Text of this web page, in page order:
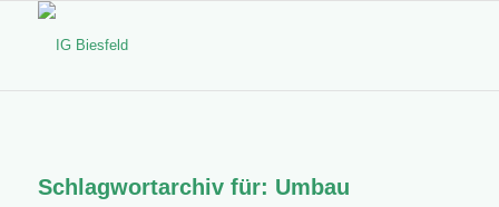
Schlagwortarchiv für: Umbau